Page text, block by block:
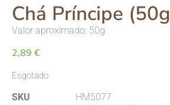
Chá Príncipe
Valor aproximado: 50g
2,89 €
Esgotado
SKU
HM5077